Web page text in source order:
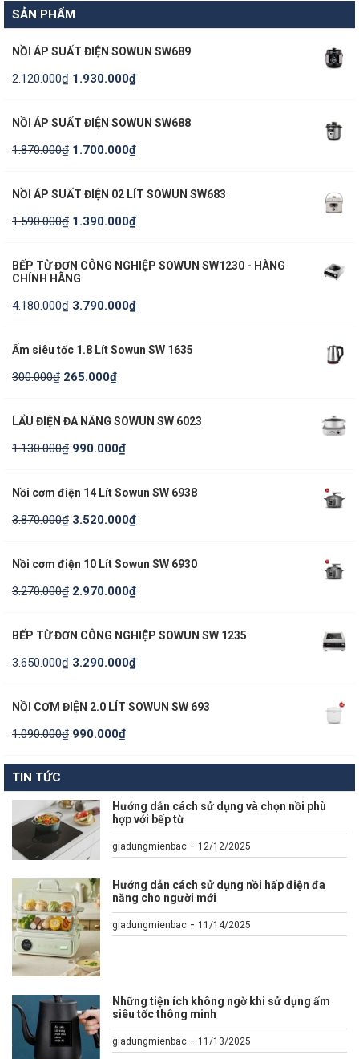
SẢN PHẨM
NỒI ÁP SUẤT ĐIỆN SOWUN SW689
2.120.000₫ 1.930.000₫
NỒI ÁP SUẤT ĐIỆN SOWUN SW688
1.870.000₫ 1.700.000₫
NỒI ÁP SUẤT ĐIỆN 02 LÍT SOWUN SW683
1.590.000₫ 1.390.000₫
BẾP TỪ ĐƠN CÔNG NGHIỆP SOWUN SW1230 - HÀNG
CHÍNH HÃNG
4.180.000₫ 3.790.000₫
Ấm siêu tốc 1.8 Lít Sowun SW 1635
300.000₫ 265.000₫
LẨU ĐIỆN ĐA NĂNG SOWUN SW 6023
1.130.000₫ 990.000₫
Nồi cơm điện 14 Lít Sowun SW 6938
3.870.000₫ 3.520.000₫
Nồi cơm điện 10 Lít Sowun SW 6930
3.270.000₫ 2.970.000₫
BẾP TỪ ĐƠN CÔNG NGHIỆP SOWUN SW 1235
3.650.000₫ 3.290.000₫
NỒI CƠM ĐIỆN 2.0 LÍT SOWUN SW 693
1.090.000₫ 990.000₫
TIN TỨC
Hướng dẫn cách sử dụng và chọn nồi phù
hợp với bếp từ
giadungmienbac - 12/12/2025
Hướng dẫn cách sử dụng nồi hấp điện đa
năng cho người mới
giadungmienbac - 11/14/2025
Những tiện ích không ngờ khi sử dụng ấm
siêu tốc thông minh
giadungmienbac - 11/13/2025